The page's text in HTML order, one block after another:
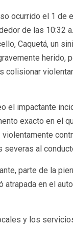
ocurrido el 1 de
de las 10:32
Caquetá, un
herido,
colisionar
el impactante
exacto en el
severas al
parte de la
atrapada en el
y los